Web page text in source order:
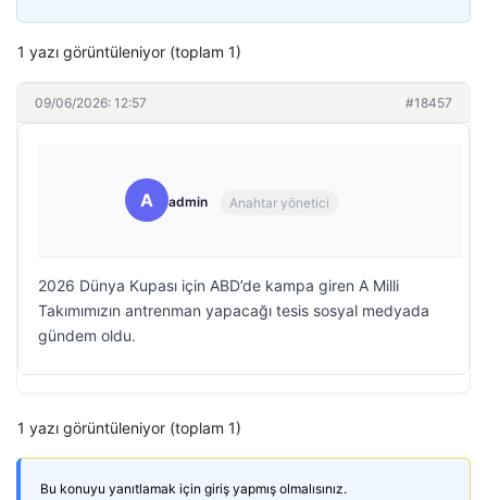
1 yazı görüntüleniyor (toplam 1)
09/06/2026: 12:57 #18457
A admin Anahtar yönetici
2026 Dünya Kupası için ABD’de kampa giren A Milli
Takımımızın antrenman yapacağı tesis sosyal medyada
gündem oldu.
1 yazı görüntüleniyor (toplam 1)
Bu konuyu yanıtlamak için giriş yapmış olmalısınız.